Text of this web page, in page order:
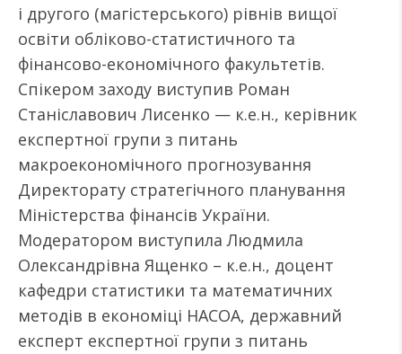
і другого (магістерського) рівнів вищої
освіти обліково-статистичного та
фінансово-економічного факультетів.
Спікером заходу виступив Роман
Станіславович Лисенко — к.е.н., керівник
експертної групи з питань
макроекономічного прогнозування
Директорату стратегічного планування
Міністерства фінансів України.
Модератором виступила Людмила
Олександрівна Ященко – к.е.н., доцент
кафедри статистики та математичних
методів в економіці НАСОА, державний
експерт експертної групи з питань